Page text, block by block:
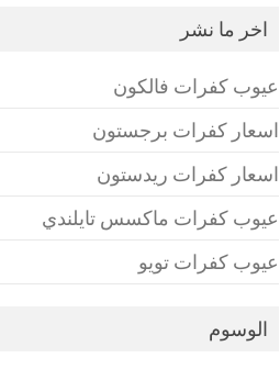
اخر ما نشر
عيوب كفرات فالكون
اسعار كفرات برجستون
اسعار كفرات ريدستون
عيوب كفرات ماكسس تايلندي
عيوب كفرات تويو
الوسوم